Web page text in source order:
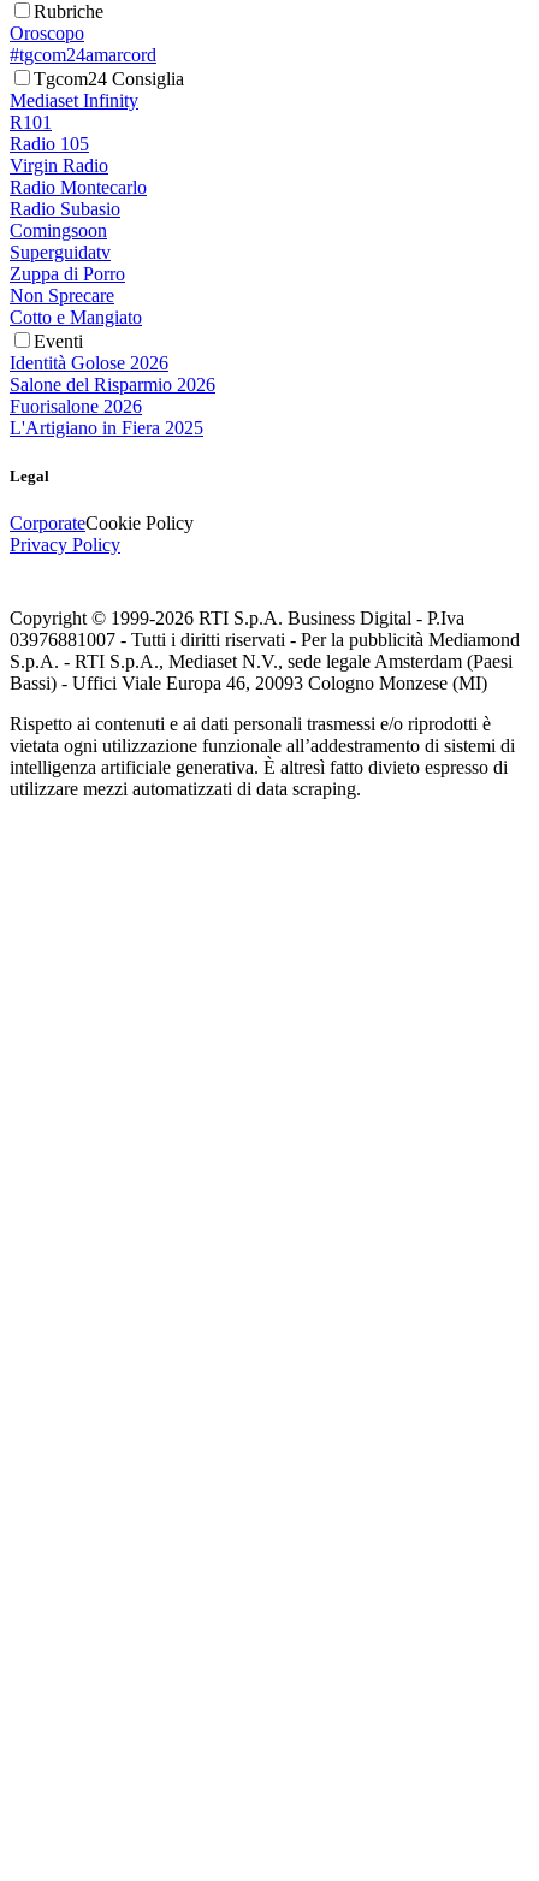
Rubriche
Oroscopo
#tgcom24amarcord
Tgcom24 Consiglia
Mediaset Infinity
R101
Radio 105
Virgin Radio
Radio Montecarlo
Radio Subasio
Comingsoon
Superguidatv
Zuppa di Porro
Non Sprecare
Cotto e Mangiato
Eventi
Identità Golose 2026
Salone del Risparmio 2026
Fuorisalone 2026
L'Artigiano in Fiera 2025
Legal
CorporateCookie Policy
Privacy Policy
Copyright © 1999-2026 RTI S.p.A. Business Digital - P.Iva
03976881007 - Tutti i diritti riservati - Per la pubblicità Mediamond
S.p.A. - RTI S.p.A., Mediaset N.V., sede legale Amsterdam (Paesi
Bassi) - Uffici Viale Europa 46, 20093 Cologno Monzese (MI)
Rispetto ai contenuti e ai dati personali trasmessi e/o riprodotti è
vietata ogni utilizzazione funzionale all’addestramento di sistemi di
intelligenza artificiale generativa. È altresì fatto divieto espresso di
utilizzare mezzi automatizzati di data scraping.